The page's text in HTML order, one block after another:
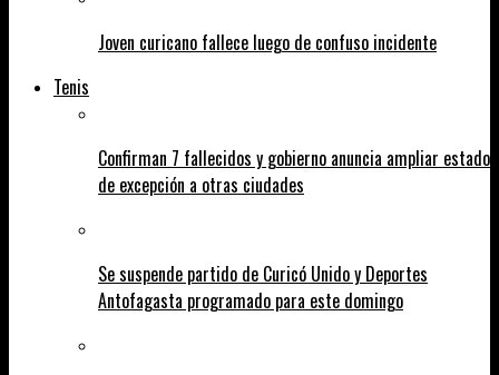
Joven curicano fallece luego de confuso incidente
Tenis
Confirman 7 fallecidos y gobierno anuncia ampliar estado
de excepción a otras ciudades
Se suspende partido de Curicó Unido y Deportes
Antofagasta programado para este domingo